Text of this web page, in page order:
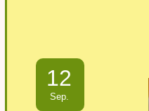
12
Sep.